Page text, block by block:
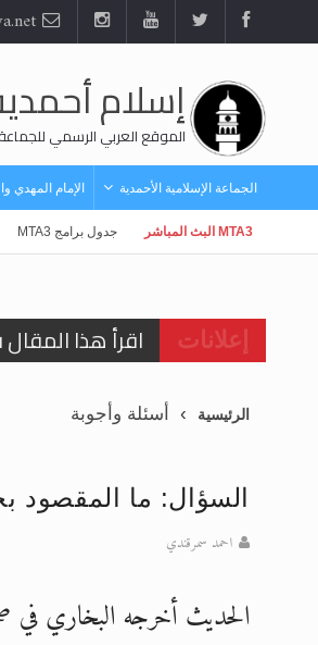
إسلام
الموقع العربي الرسمي
الجماعة الإسلامية الأحمدية الإمام المهدي
MTA3 البث المباشر جدول برامج MTA3
إعلانات
اقرأ هذا
الحجّ.. دلالات،
تعميم هامّ
تعميم هامّ
إعلان هامّ
للانتقال إلى
الرئيسية أسئلة وأجوبة
السؤال: ما المقصود
احمد سمرقندي
الحديث أخرجه البخاري في